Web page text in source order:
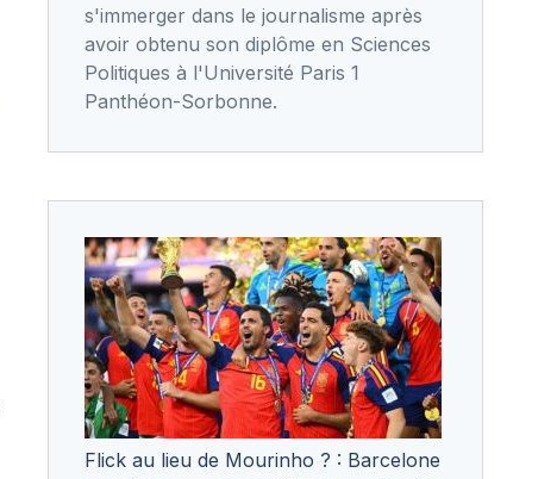
s'immerger dans le journalisme après
avoir obtenu son diplôme en Sciences
Politiques à l'Université Paris 1
Panthéon-Sorbonne.
Flick au lieu de Mourinho ? : Barcelone